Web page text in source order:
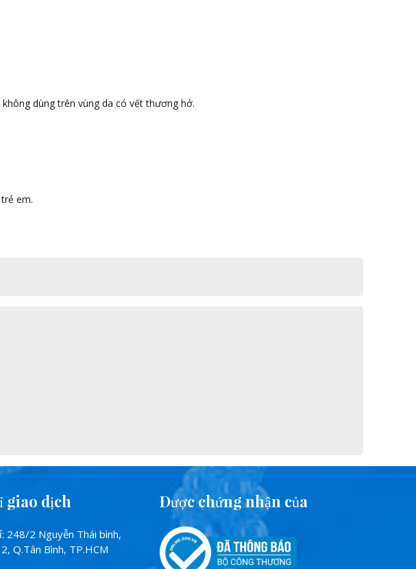
dùng trên vùng da có vết thương hở.
em.
giao dịch
248/2 Nguyễn Thái bình,
Q.Tân Bình, TP.HCM
Được chứng nhận của